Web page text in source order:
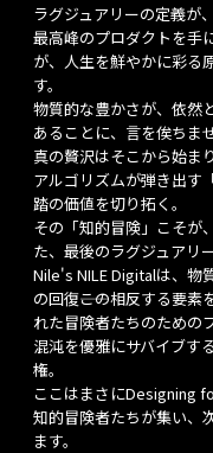
ラグジュアリーの定義が
最高峰のプロダクトを手
が、人生を鮮やかに彩る
す。
物質的な豊かさが、依然
あることに、言を俟ちませ
真の贅沢はそこから始まり
アルゴリズムが弾き出す
踏の価値を切り拓く。
その「知的冒険」こそが
た、最後のラグジュアリ
Nile's NILE Digitalは、物
の回復――この相反する要
れた冒険者たちのための
混沌を優雅にサバイブす
権。
ここはまさにDesigning
知的冒険者たちが集い、
ます。